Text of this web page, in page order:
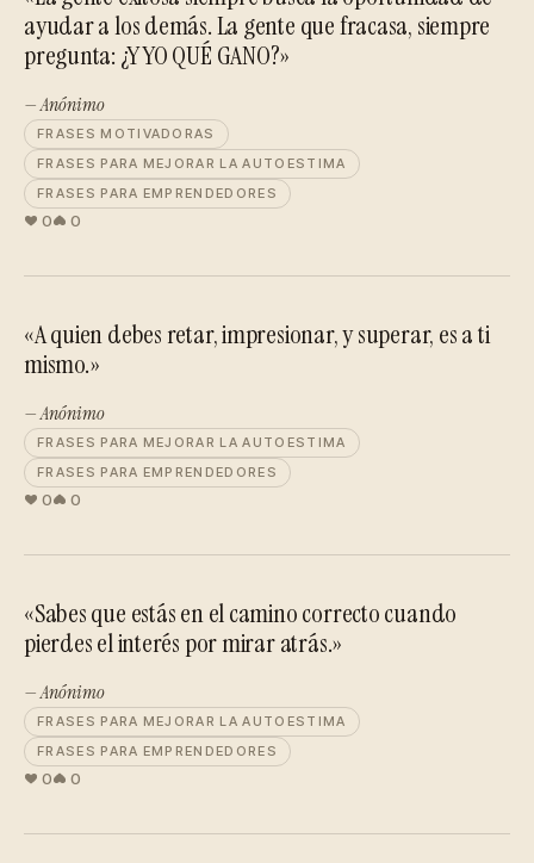
ayudar a los demás. La gente que fracasa, siempre
pregunta: ¿Y YO QUÉ GANO?»
— Anónimo
FRASES MOTIVADORAS
FRASES PARA MEJORAR LA AUTOESTIMA
FRASES PARA EMPRENDEDORES
0 0
«A quien debes retar, impresionar, y superar, es a ti
mismo.»
— Anónimo
FRASES PARA MEJORAR LA AUTOESTIMA
FRASES PARA EMPRENDEDORES
0 0
«Sabes que estás en el camino correcto cuando
pierdes el interés por mirar atrás.»
— Anónimo
FRASES PARA MEJORAR LA AUTOESTIMA
FRASES PARA EMPRENDEDORES
0 0